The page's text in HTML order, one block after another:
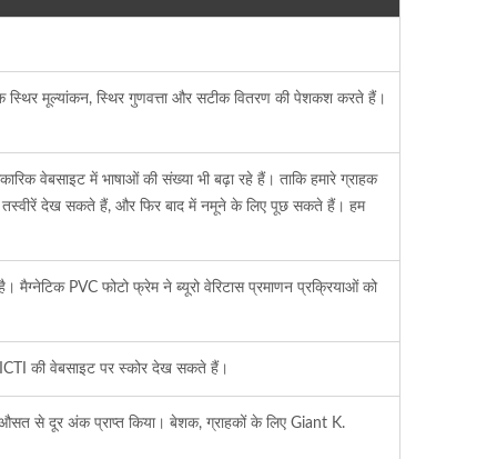
स्थिर मूल्यांकन, स्थिर गुणवत्ता और सटीक वितरण की पेशकश करते हैं।
वेबसाइट में भाषाओं की संख्या भी बढ़ा रहे हैं। ताकि हमारे ग्राहक
तस्वीरें देख सकते हैं, और फिर बाद में नमूने के लिए पूछ सकते हैं। हम
PVC फोटो फ्रेम ने ब्यूरो वेरिटास प्रमाणन प्रक्रियाओं को
की वेबसाइट पर स्कोर देख सकते हैं।
से दूर अंक प्राप्त किया। बेशक, ग्राहकों के लिए Giant K.